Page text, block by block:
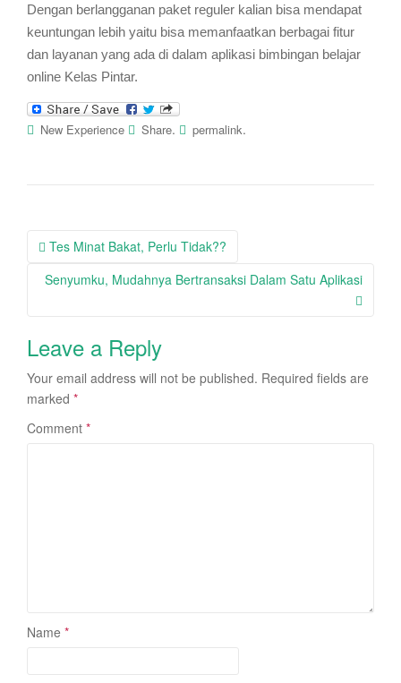
Dengan berlangganan paket reguler kalian bisa mendapat
keuntungan lebih yaitu bisa memanfaatkan berbagai fitur
dan layanan yang ada di dalam aplikasi bimbingan belajar
online Kelas Pintar.
New Experience Share. permalink.
Post
navigation
Tes Minat Bakat, Perlu Tidak??
Senyumku, Mudahnya Bertransaksi Dalam Satu Aplikasi
Leave a Reply
Your email address will not be published. Required fields are
marked *
Comment *
Name *